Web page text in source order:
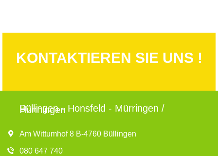
KONTAKTIEREN SIE UNS !
Büllingen - Honsfeld - Mürringen /
Hünningen
Am Wittumhof 8 B-4760 Büllingen
080 647 740